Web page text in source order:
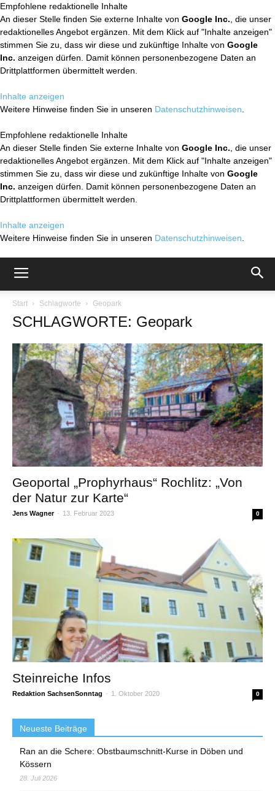
Empfohlene redaktionelle Inhalte
An dieser Stelle finden Sie externe Inhalte von Google Inc. , die unser
redaktionelles Angebot ergänzen. Mit dem Klick auf "Inhalte anzeigen"
stimmen Sie zu, dass wir diese und zukünftige Inhalte von Google
Inc. anzeigen dürfen. Damit können personenbezogene Daten an
Drittplattformen übermittelt werden.
Inhalte anzeigen
Weitere Hinweise finden Sie in unseren Datenschutzhinweisen
Empfohlene redaktionelle Inhalte
An dieser Stelle finden Sie externe Inhalte von Google Inc. , die unser
redaktionelles Angebot ergänzen. Mit dem Klick auf "Inhalte anzeigen"
stimmen Sie zu, dass wir diese und zukünftige Inhalte von Google
Inc. anzeigen dürfen. Damit können personenbezogene Daten an
Drittplattformen übermittelt werden.
Inhalte anzeigen
Weitere Hinweise finden Sie in unseren Datenschutzhinweisen
Start Schlagworte Geopark
SCHLAGWORTE: Geopark
Geoportal „Prophyrhaus“ Rochlitz: „Von
der Natur zur Karte“
Jens Wagner - 13. Februar 2023 0
Steinreiche Infos
Redaktion SachsenSonntag - 1. Oktober 2020 0
Neueste Beiträge
Ran an die Schere: Obstbaumschnitt-Kurse in Döben und
Kössern
28. Juli 2026